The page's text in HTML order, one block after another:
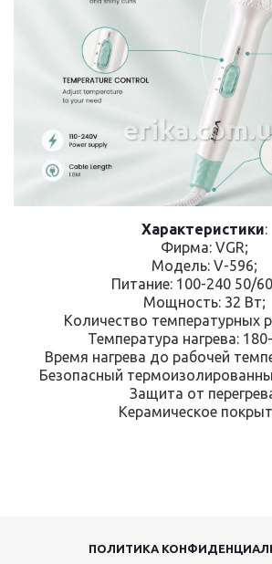
Характеристики:
Фирма: VGR;
Модель: V-596;
Питание: 100-240 50/
Мощность: 32 Вт;
Количество температурных
Температура нагрева:
Время нагрева до рабочей
Безопасный
Защита от
Керамическое
ПОЛИТИКА